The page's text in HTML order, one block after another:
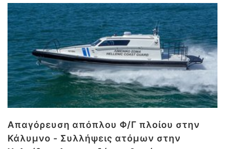
Απαγόρευση απόπλου Φ/Γ πλοίου στην
Κάλυμνο - Συλλήψεις ατόμων στην